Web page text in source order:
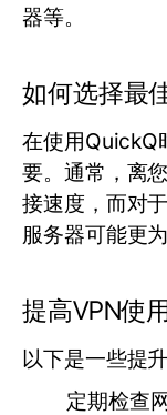
器等。
如何选择最
在使用QuickQ
要。通常，离
接速度，而对
服务器可能更为
提高VPN使
以下是一些提
定期检查